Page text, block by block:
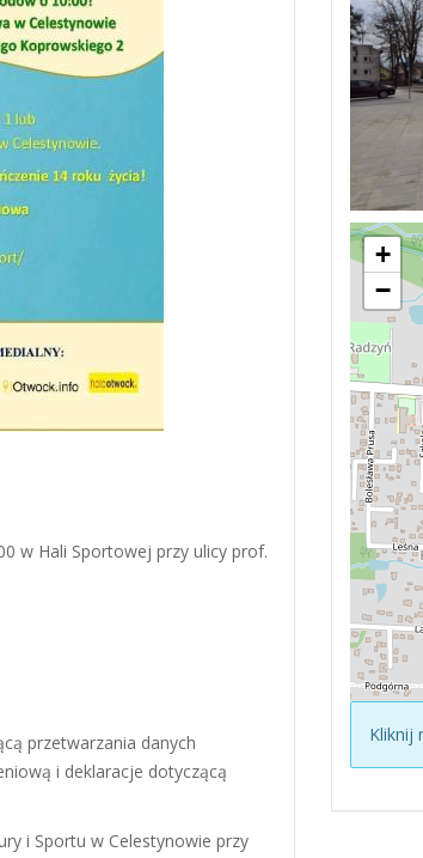
w Hali Sportowej przy ulicy prof.
przetwarzania danych
i deklaracje dotyczącą
i Sportu w Celestynowie przy
+
−
Kliknij